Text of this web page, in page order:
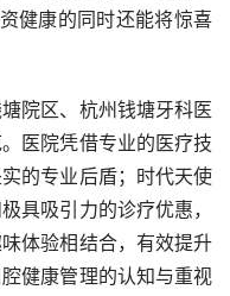
健康的同时还能将惊喜
院区、杭州钱塘牙科医
医院凭借专业的医疗技
的专业后盾；时代天使
具吸引力的诊疗优惠，
体验相结合，有效提升
健康管理的认知与重视